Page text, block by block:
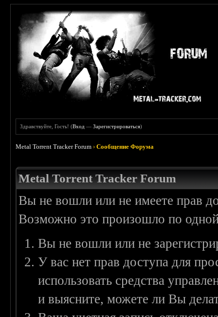
Здравствуйте, Гость! (Вход —Зарегистрироваться)
Metal Torrent Tracker Forum ›Сообщение Форума
Metal Torrent Tracker Forum
Вы не вошли или не имеете прав
Возможно это произошло по
Вы не вошли или не
У вас нет прав доступа для
использовать средства
и выясните, можете ли Вы